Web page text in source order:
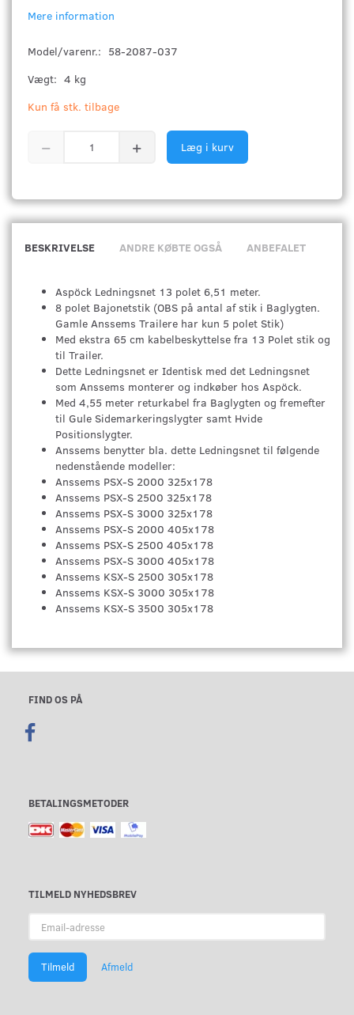
Mere information
Model/varenr.: 58-2087-037
Vægt: 4 kg
Kun få stk. tilbage
Læg i kurv
BESKRIVELSE ANDRE KØBTE OGSÅ ANBEFALET
Aspöck Ledningsnet 13 polet 6,51 meter.
8 polet Bajonetstik (OBS på antal af stik i Baglygten.
Gamle Anssems Trailere har kun 5 polet Stik)
Med ekstra 65 cm kabelbeskyttelse fra 13 Polet stik og
til Trailer.
Dette Ledningsnet er Identisk med det Ledningsnet
som Anssems monterer og indkøber hos Aspöck.
Med 4,55 meter returkabel fra Baglygten og fremefter
til Gule Sidemarkeringslygter samt Hvide
Positionslygter.
Anssems benytter bla. dette Ledningsnet til følgende
nedenstående modeller:
Anssems PSX-S 2000 325x178
Anssems PSX-S 2500 325x178
Anssems PSX-S 3000 325x178
Anssems PSX-S 2000 405x178
Anssems PSX-S 2500 405x178
Anssems PSX-S 3000 405x178
Anssems KSX-S 2500 305x178
Anssems KSX-S 3000 305x178
Anssems KSX-S 3500 305x178
FIND OS PÅ
BETALINGSMETODER
TILMELD NYHEDSBREV
adresse
Tilmeld Afmeld